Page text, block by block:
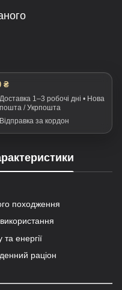
₴
Доставка 1–3 робочі дні • Нова
пошта / Укрпошта
Відправка за кордон
походження
енергії
раціон